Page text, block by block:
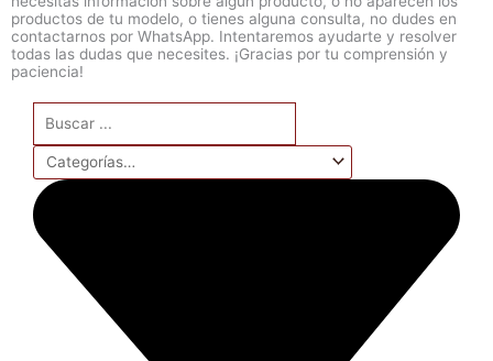
productos de tu modelo, o tienes alguna consulta, no dudes en
contactarnos por WhatsApp. Intentaremos ayudarte y resolver
todas las dudas que necesites. ¡Gracias por tu comprensión y
paciencia!
Search
...